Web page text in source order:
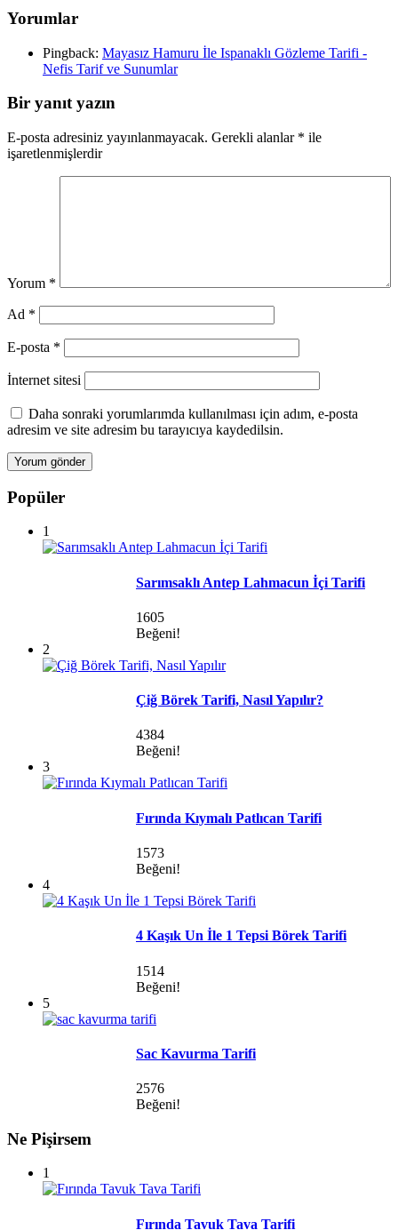
Yorumlar
Pingback: Mayasız Hamuru İle Ispanaklı Gözleme Tarifi -
Nefis Tarif ve Sunumlar
Bir yanıt yazın
E-posta adresiniz yayınlanmayacak. Gerekli alanlar * ile
işaretlenmişlerdir
Yorum *
Ad *
E-posta *
İnternet sitesi
Daha sonraki yorumlarımda kullanılması için adım, e-posta
adresim ve site adresim bu tarayıcıya kaydedilsin.
Popüler
1
Sarımsaklı Antep Lahmacun İçi Tarifi
1605
Beğeni!
2
Çiğ Börek Tarifi, Nasıl Yapılır?
4384
Beğeni!
3
Fırında Kıymalı Patlıcan Tarifi
1573
Beğeni!
4
4 Kaşık Un İle 1 Tepsi Börek Tarifi
1514
Beğeni!
5
Sac Kavurma Tarifi
2576
Beğeni!
Ne Pişirsem
1
Fırında Tavuk Tava Tarifi